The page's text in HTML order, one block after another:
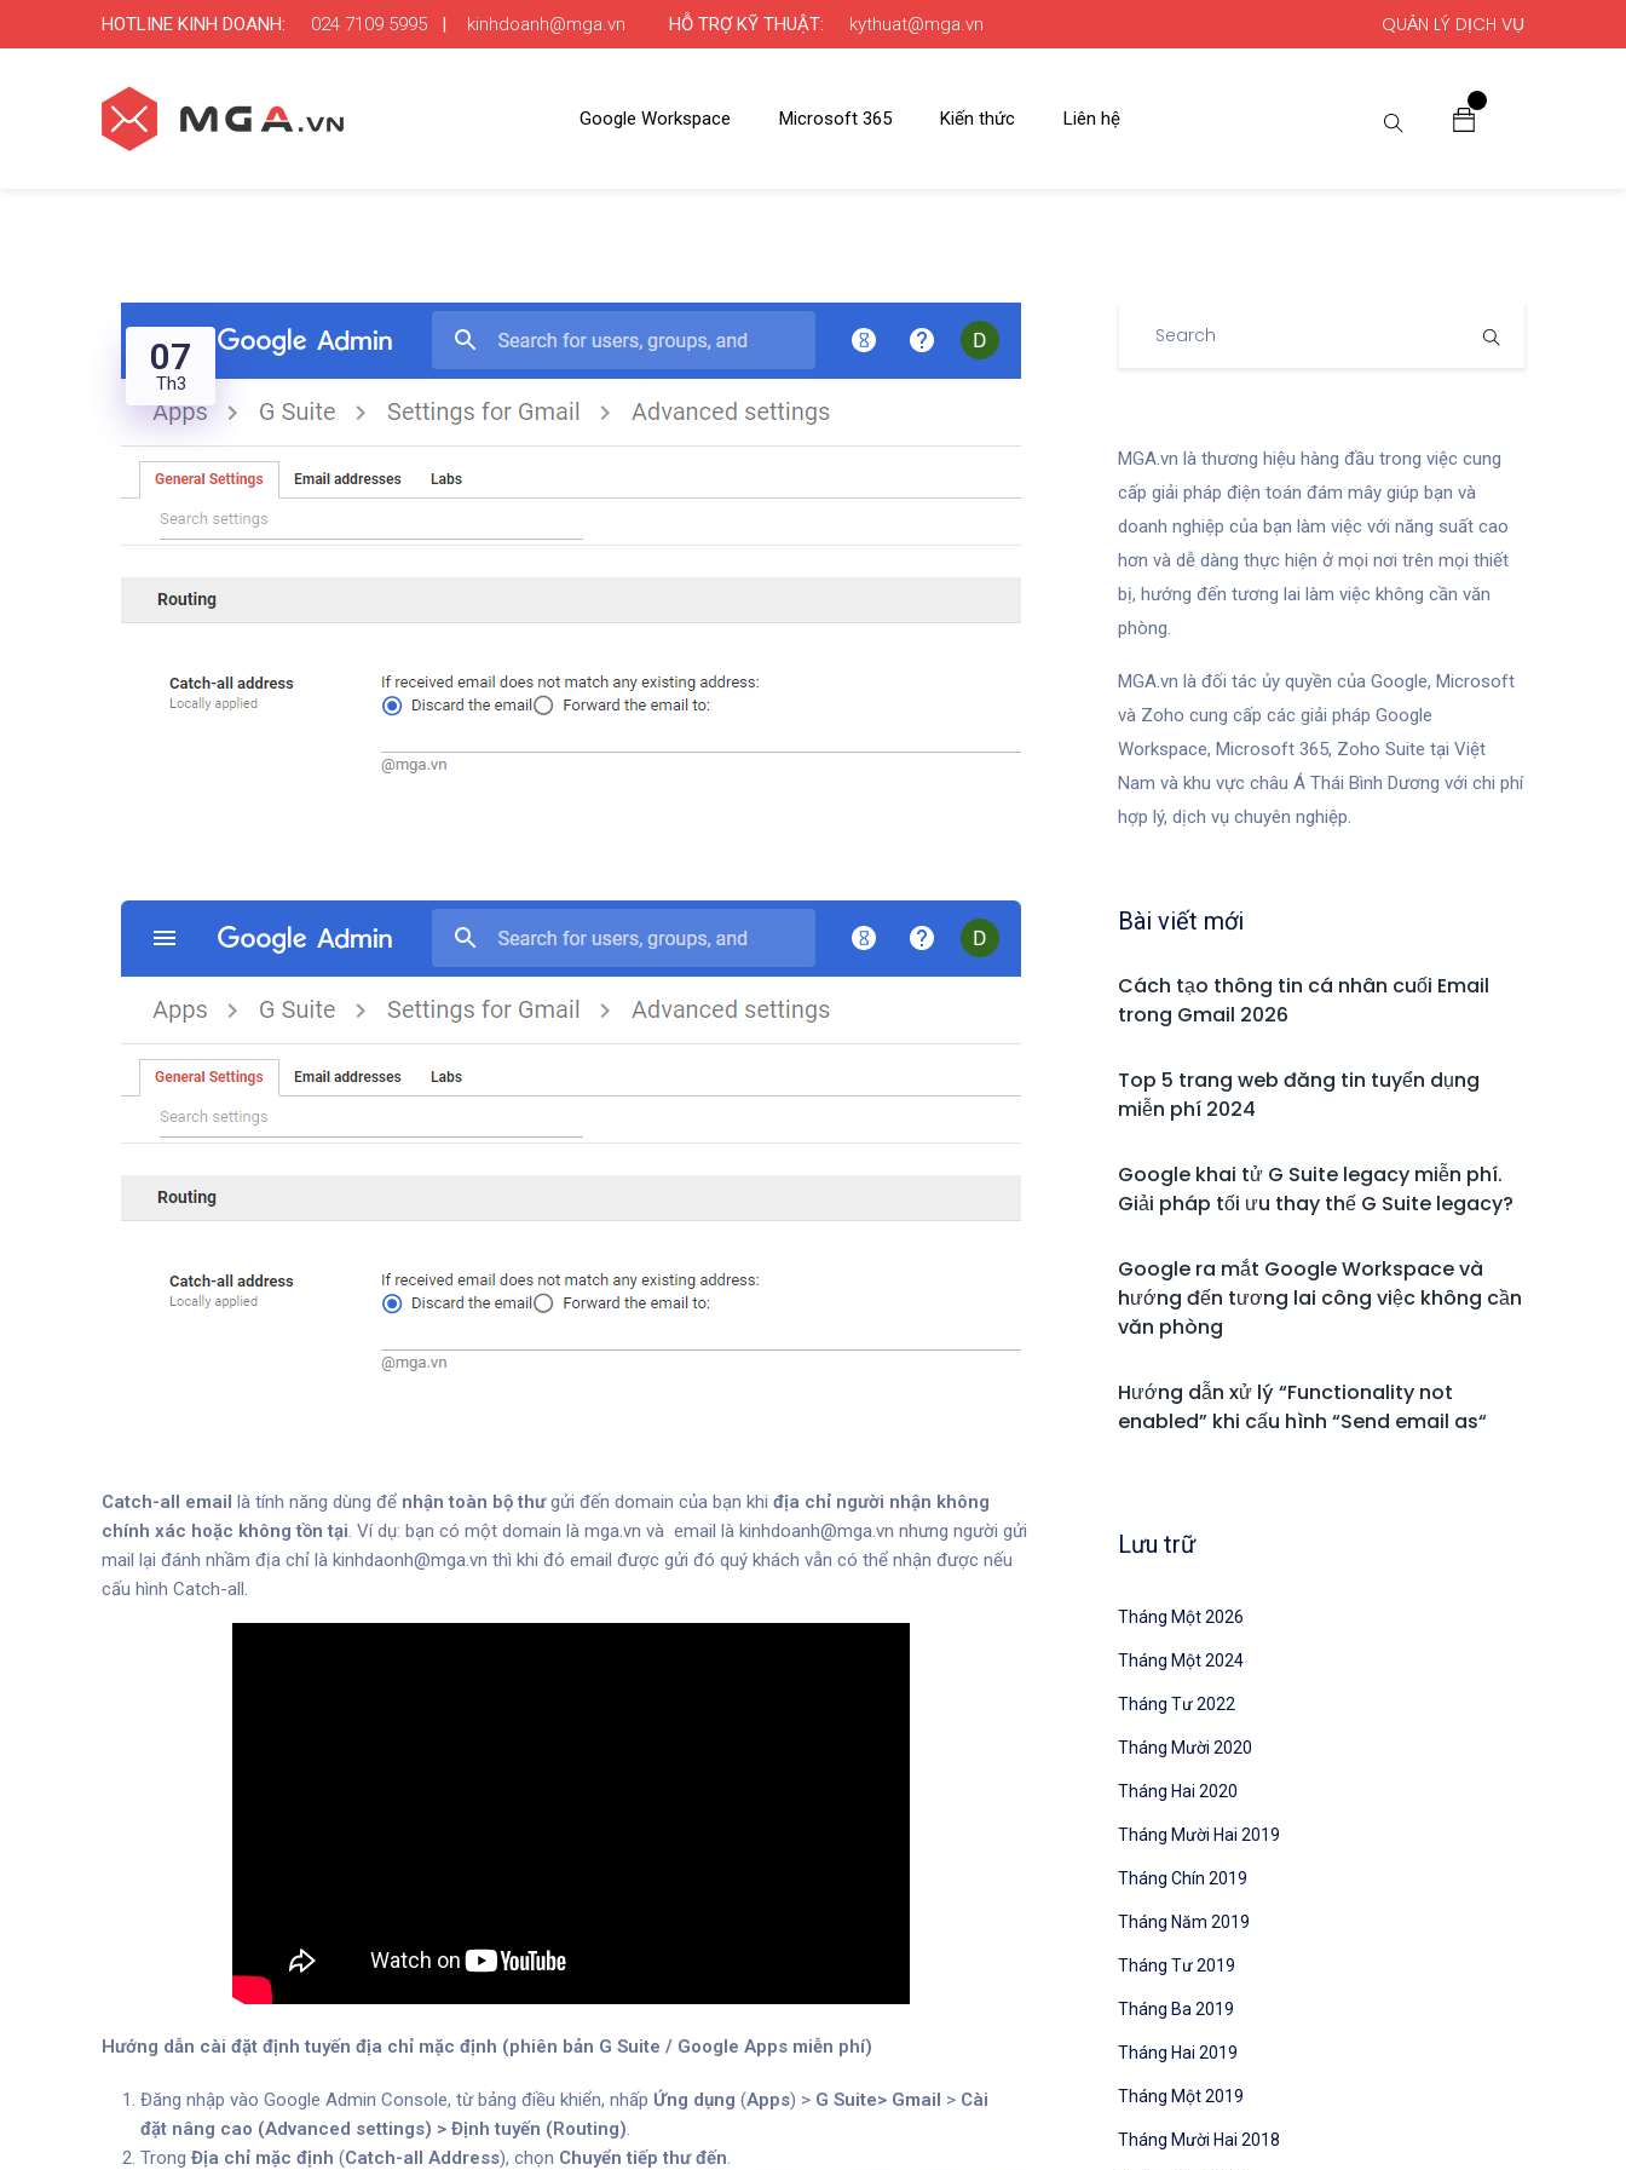
HOTLINE KINH DOANH: 024 7109 5995 | kinhdoanh@mga.vn HỖ TRỢ KỸ THUẬT: kythuat@mga.vn QUẢN LÝ DỊCH VỤ
Google Workspace Microsoft 365 Kiến thức Liên hệ
07
Th3
Catch-all email là tính năng dùng để nhận toàn bộ thưgửi đến domain của bạn khi địa chỉ người nhận không
chính xác hoặc không tồn tại. Ví dụ: bạn có một domain là mga.vn và email là kinhdoanh@mga.vn nhưng người gửi
mail lại đánh nhầm địa chỉ là kinhdaonh@mga.vn thì khi đó email được gửi đó quý khách vẫn có thể nhận được nếu
cấu hình Catch-all.
Hướng dẫn cài đặt định tuyến địa chỉ mặc định (phiên bản G Suite / Google Apps miễn phí)
Đăng nhập vào Google Admin Console, từ bảng điều khiển, nhấp Ứng dụng (Apps) > G Suite> Gmail > Cài
đặt nâng cao (Advanced settings) > Định tuyến (Routing).
Trong Địa chỉ mặc định (Catch-all Address), chọn Chuyển tiếp thư đến.
MGA.vn là thương hiệu hàng đầu trong việc cung
cấp giải pháp điện toán đám mây giúp bạn và
doanh nghiệp của bạn làm việc với năng suất cao
hơn và dễ dàng thực hiện ở mọi nơi trên mọi thiết
bị, hướng đến tương lai làm việc không cần văn
phòng.
MGA.vn là đối tác ủy quyền của Google, Microsoft
và Zoho cung cấp các giải pháp Google
Workspace, Microsoft 365, Zoho Suite tại Việt
Nam và khu vực châu Á Thái Bình Dương với chi phí
hợp lý, dịch vụ chuyên nghiệp.
Bài viết mới
Cách tạo thông tin cá nhân cuối Email
trong Gmail 2026
Top 5 trang web đăng tin tuyển dụng
miễn phí 2024
Google khai tử G Suite legacy miễn phí.
Giải pháp tối ưu thay thế G Suite legacy?
Google ra mắt Google Workspace và
hướng đến tương lai công việc không cần
văn phòng
Hướng dẫn xử lý “Functionality not
enabled” khi cấu hình “Send email as“
Lưu trữ
Tháng Một 2026
Tháng Một 2024
Tháng Tư 2022
Tháng Mười 2020
Tháng Hai 2020
Tháng Mười Hai 2019
Tháng Chín 2019
Tháng Năm 2019
Tháng Tư 2019
Tháng Ba 2019
Tháng Hai 2019
Tháng Một 2019
Tháng Mười Hai 2018